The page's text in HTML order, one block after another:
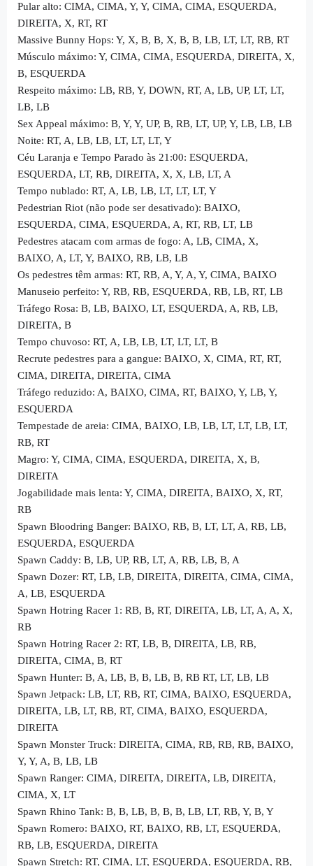
Pular alto: CIMA, CIMA, Y, Y, CIMA, CIMA, ESQUERDA,
DIREITA, X, RT, RT
Massive Bunny Hops: Y, X, B, B, X, B, B, LB, LT, LT, RB, RT
Músculo máximo: Y, CIMA, CIMA, ESQUERDA, DIREITA, X,
B, ESQUERDA
Respeito máximo: LB, RB, Y, DOWN, RT, A, LB, UP, LT, LT,
LB, LB
Sex Appeal máximo: B, Y, Y, UP, B, RB, LT, UP, Y, LB, LB, LB
Noite: RT, A, LB, LB, LT, LT, LT, Y
Céu Laranja e Tempo Parado às 21:00: ESQUERDA,
ESQUERDA, LT, RB, DIREITA, X, X, LB, LT, A
Tempo nublado: RT, A, LB, LB, LT, LT, LT, Y
Pedestrian Riot (não pode ser desativado): BAIXO,
ESQUERDA, CIMA, ESQUERDA, A, RT, RB, LT, LB
Pedestres atacam com armas de fogo: A, LB, CIMA, X,
BAIXO, A, LT, Y, BAIXO, RB, LB, LB
Os pedestres têm armas: RT, RB, A, Y, A, Y, CIMA, BAIXO
Manuseio perfeito: Y, RB, RB, ESQUERDA, RB, LB, RT, LB
Tráfego Rosa: B, LB, BAIXO, LT, ESQUERDA, A, RB, LB,
DIREITA, B
Tempo chuvoso: RT, A, LB, LB, LT, LT, LT, B
Recrute pedestres para a gangue: BAIXO, X, CIMA, RT, RT,
CIMA, DIREITA, DIREITA, CIMA
Tráfego reduzido: A, BAIXO, CIMA, RT, BAIXO, Y, LB, Y,
ESQUERDA
Tempestade de areia: CIMA, BAIXO, LB, LB, LT, LT, LB, LT,
RB, RT
Magro: Y, CIMA, CIMA, ESQUERDA, DIREITA, X, B,
DIREITA
Jogabilidade mais lenta: Y, CIMA, DIREITA, BAIXO, X, RT,
RB
Spawn Bloodring Banger: BAIXO, RB, B, LT, LT, A, RB, LB,
ESQUERDA, ESQUERDA
Spawn Caddy: B, LB, UP, RB, LT, A, RB, LB, B, A
Spawn Dozer: RT, LB, LB, DIREITA, DIREITA, CIMA, CIMA,
A, LB, ESQUERDA
Spawn Hotring Racer 1: RB, B, RT, DIREITA, LB, LT, A, A, X,
RB
Spawn Hotring Racer 2: RT, LB, B, DIREITA, LB, RB,
DIREITA, CIMA, B, RT
Spawn Hunter: B, A, LB, B, B, LB, B, RB RT, LT, LB, LB
Spawn Jetpack: LB, LT, RB, RT, CIMA, BAIXO, ESQUERDA,
DIREITA, LB, LT, RB, RT, CIMA, BAIXO, ESQUERDA,
DIREITA
Spawn Monster Truck: DIREITA, CIMA, RB, RB, RB, BAIXO,
Y, Y, A, B, LB, LB
Spawn Ranger: CIMA, DIREITA, DIREITA, LB, DIREITA,
CIMA, X, LT
Spawn Rhino Tank: B, B, LB, B, B, B, LB, LT, RB, Y, B, Y
Spawn Romero: BAIXO, RT, BAIXO, RB, LT, ESQUERDA,
RB, LB, ESQUERDA, DIREITA
Spawn Stretch: RT, CIMA, LT, ESQUERDA, ESQUERDA, RB,